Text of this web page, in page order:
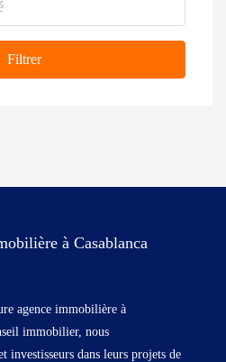
Filtrer
à Casablanca
agence immobilière à
immobilier, nous
investisseurs dans leurs projets de